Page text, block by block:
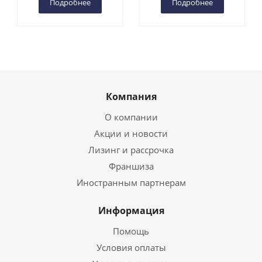
Подробнее Подробнее
Компания
О компании
Акции и новости
Лизинг и рассрочка
Франшиза
Иностранным партнерам
Информация
Помощь
Условия оплаты